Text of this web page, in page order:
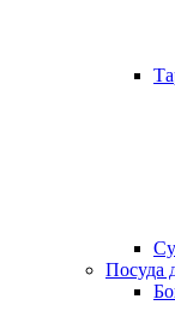
Посуда